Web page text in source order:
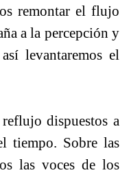
remontar el flujo
a la percepción y
levantaremos el
dispuestos a
tiempo. Sobre las
las voces de los